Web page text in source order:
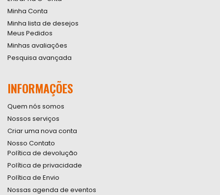
Minha Conta
Minha lista de desejos
Meus Pedidos
Minhas avaliações
Pesquisa avançada
INFORMAÇÕES
Quem nós somos
Nossos serviços
Criar uma nova conta
Nosso Contato
Política de devolução
Política de privacidade
Política de Envio
Nossas agenda de eventos